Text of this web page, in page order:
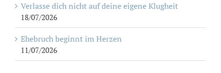
Verlasse dich nicht auf deine eigene Klugheit
18/07/2026
Ehebruch beginnt im Herzen
11/07/2026